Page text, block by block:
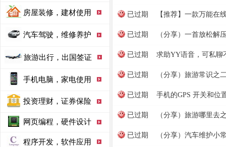
房屋装修，建材使用
汽车驾驶，维修养护
旅游出行，出国签证
手机电脑，家电使用
投资理财，证券保险
网页编程，硬件设计
程序开发，软件应用
已过期 【推荐】一款万能在
已过期 （分享）一首放松解
已过期 求助YY语音，可私聊
已过期 （分享）旅游常识之
已过期 手机的GPS 开关和位
已过期 （分享）旅游哪里去
已过期 （分享）汽车维护小